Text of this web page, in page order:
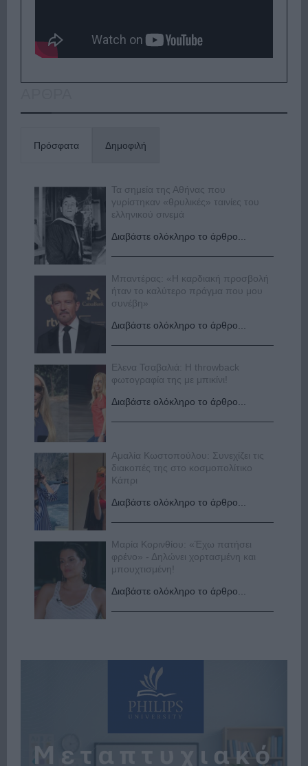
Πρόσφατα Δημοφιλή
Τα σημεία της Αθήνας που
γυρίστηκαν «θρυλικές» ταινίες του
ελληνικού σινεμά
Διαβάστε ολόκληρο το άρθρο...
Μπαντέρας: «Η καρδιακή προσβολή
ήταν το καλύτερο πράγμα που μου
συνέβη»
Διαβάστε ολόκληρο το άρθρο...
Ελενα Τσαβαλιά: Η throwback
φωτογραφία της με μπικίνι!
Διαβάστε ολόκληρο το άρθρο...
Αμαλία Κωστοπούλου: Συνεχίζει τις
διακοπές της στο κοσμοπολίτικο
Κάπρι
Διαβάστε ολόκληρο το άρθρο...
Μαρία Κορινθίου: «Έχω πατήσει
φρένο» - Δηλώνει χορτασμένη και
μπουχτισμένη!
Διαβάστε ολόκληρο το άρθρο...